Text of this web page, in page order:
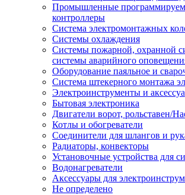
Промышленные
контроллеры
Система электромонтажных
Системы охлаждения
Системы пожарной, охранной
системы аварийного
Оборудование паяльное и
Система штекерного монтажа
Электроинструменты и
Бытовая электроника
Двигатели ворот, рольставен/
Котлы и обогреватели
Соединители для шлангов и
Радиаторы, конвекторы
Установочные устройства для
Водонагреватели
Аксессуары для
Не определено